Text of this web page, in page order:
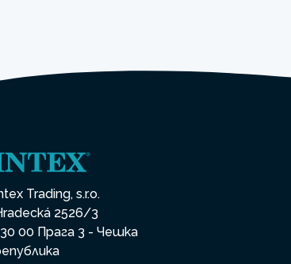
Trading, s.r.o.
2526/3
00 Прага 3 - Чешка